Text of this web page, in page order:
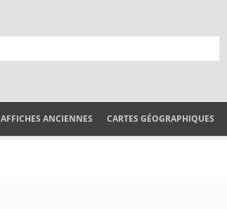
AFFICHES ANCIENNES CARTES GÉOGRAPHIQUES